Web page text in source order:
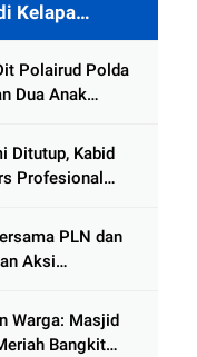
Kelapa
Polairud Polda
Dua Anak
Ditutup, Kabid
Profesional
PLN dan
Aksi
Warga: Masjid
Bangkit